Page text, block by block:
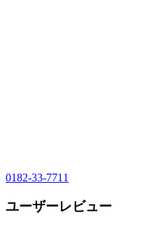
0182-33-7711
ユーザーレビュー